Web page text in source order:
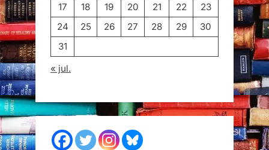
17
18 19 20 21 22
23
24
25 26 27 28 29
30
31
« jul.